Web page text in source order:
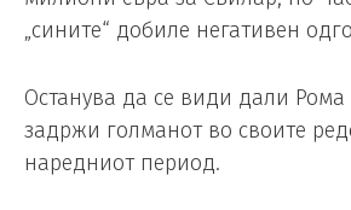
„сините“ добиле негативен
Останува да се види дали Рома
задржи голманот во своите
наредниот период.